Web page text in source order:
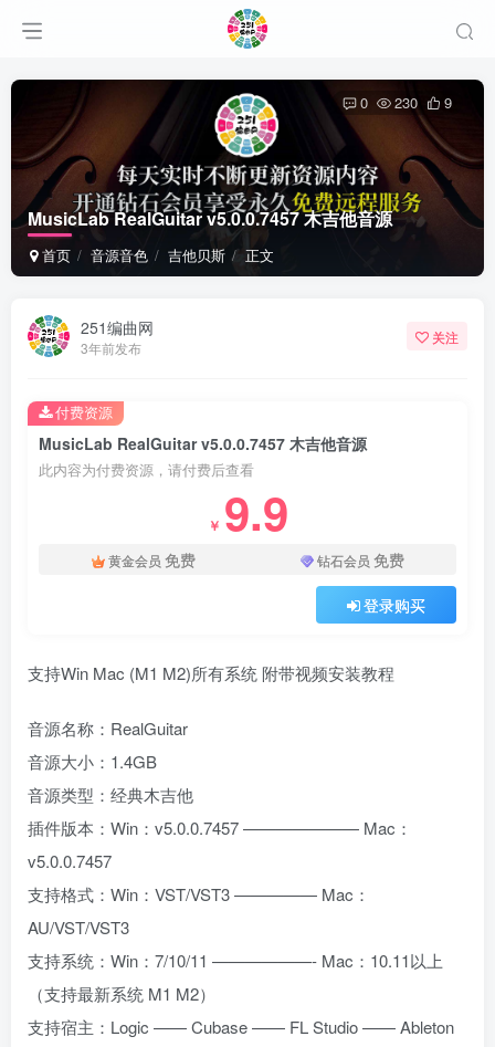
MusicLab RealGuitar v5.0.0.7457 木吉他音源
首页 音源音色 吉他贝斯 正文
0 230 9
251编曲网
3年前发布
关注
MusicLab RealGuitar v5.0.0.7457 木吉他音源
此内容为付费资源，请付费后查看
￥ 9.9
黄金会员 免费 钻石会员 免费
登录购买
付费资源
支持Win Mac (M1 M2)所有系统 附带视频安装教程
音源名称：RealGuitar
音源大小：1.4GB
音源类型：经典木吉他
插件版本：Win：v5.0.0.7457 ——————— Mac：
v5.0.0.7457
支持格式：Win：VST/VST3 ————— Mac：
AU/VST/VST3
支持系统：Win：7/10/11 ——————- Mac：10.11以上
（支持最新系统 M1 M2）
支持宿主：Logic —— Cubase —— FL Studio —— Ableton